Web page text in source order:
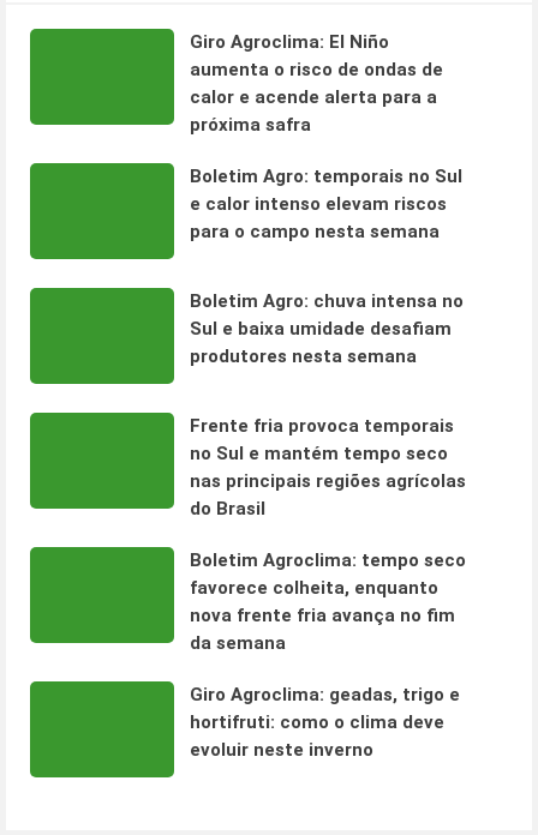
Giro Agroclima: El Niño
aumenta o risco de ondas de
calor e acende alerta para a
próxima safra
Boletim Agro: temporais no Sul
e calor intenso elevam riscos
para o campo nesta semana
Boletim Agro: chuva intensa no
Sul e baixa umidade desafiam
produtores nesta semana
Frente fria provoca temporais
no Sul e mantém tempo seco
nas principais regiões agrícolas
do Brasil
Boletim Agroclima: tempo seco
favorece colheita, enquanto
nova frente fria avança no fim
da semana
Giro Agroclima: geadas, trigo e
hortifruti: como o clima deve
evoluir neste inverno